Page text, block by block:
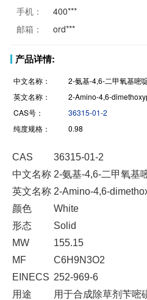
手机：
400***
邮箱：
ord***
产品详情:
中文名称：
2-氨基-4,6-二甲氧基嘧
英文名称：
2-Amino-4,6-
CAS号：
36315-01-2
纯度规格：
0.98
CAS
36315-01-2
中文名称 2-氨基-4,6-二甲氧基
英文名称 2-Amino-4,6-
颜色
White
形态
Solid
MW
155.15
MF
C6H9N3O2
EINECS 252-969-6
用途
用于合成除草剂苄嘧